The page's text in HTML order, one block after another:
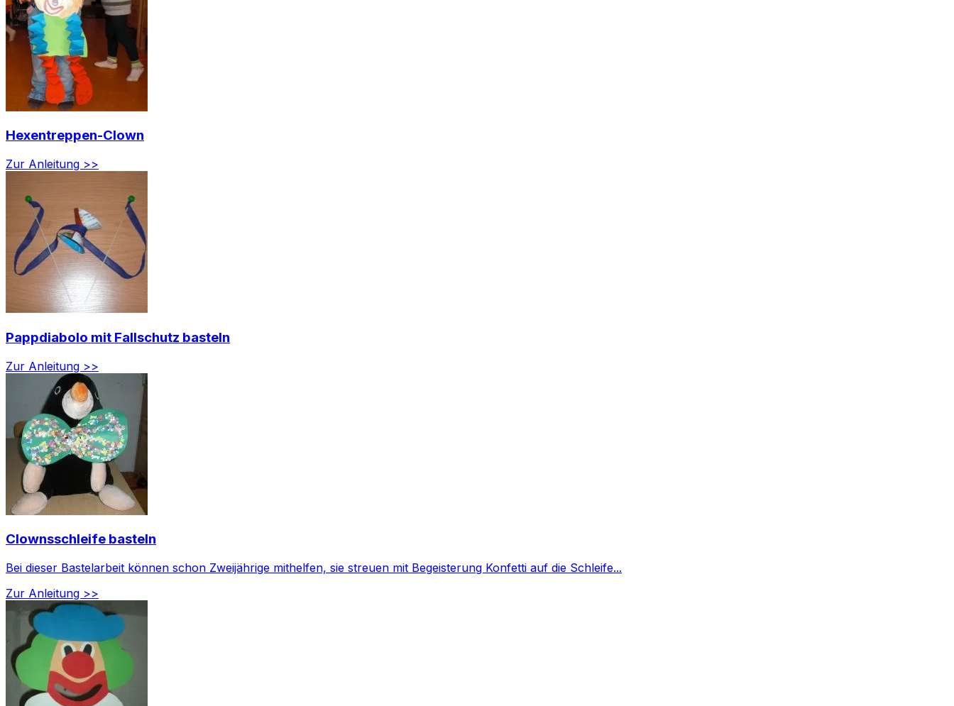
Hexentreppen-Clown
Zur Anleitung >>
Pappdiabolo mit Fallschutz basteln
Zur Anleitung >>
Clownsschleife basteln
Bei dieser Bastelarbeit können schon Zweijährige mithelfen, sie streuen mit Begeisterung Konfetti auf die Schleife...
Zur Anleitung >>